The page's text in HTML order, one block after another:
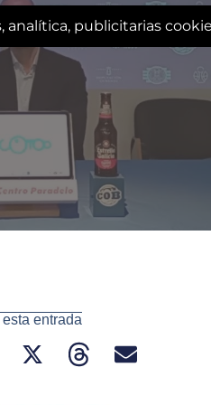
analítica, publicitarias
entrada